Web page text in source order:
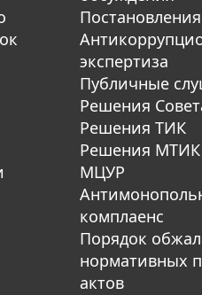
Постановления
экспертиза
Публичные
Решения
Решения ТИК
Решения МТИК
МЦУР
комплаенс
Порядок
нормативных
актов